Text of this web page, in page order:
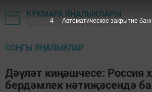
КУКМАРА ЯҢАЛЫКЛАРЫ
"Хезмәт даны" газетасы - Кукмара районы
СОҢГЫ ЯҢАЛЫКЛАР
Дәүләт киңәшчесе: Россия
бердәмлек нәтиҗәсендә
3 Автоматическое закрытие